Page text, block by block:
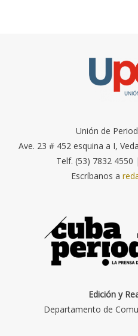
Unión de
Ave. 23 # 452 esquina a I,
Telf. (53) 7832 4550
Escríbanos a
Edición y
Departamento de